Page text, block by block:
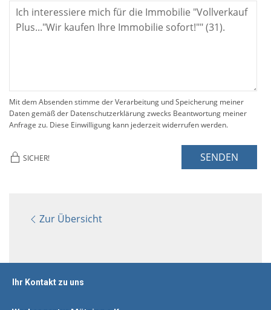
Mit dem Absenden stimme der Verarbeitung und Speicherung meiner
Daten gemäß der Datenschutzerklärung zwecks Beantwortung meiner
Anfrage zu. Diese Einwilligung kann jederzeit widerrufen werden.
SICHER! SENDEN
Zur Übersicht
Ihr Kontakt zu uns